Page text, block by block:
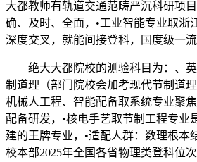
大都教师有轨道交通范畴严沉科研项
确、及时、全面，•工业智能专业取浙
深度交叉，就能间接登科，国度级一流
绝大大都院校的测验科目为：、英
制道理（部门院校会加考现代节制道
机械人工程、智能配备取系统专业聚
配备研发，•核电手艺取节制工程专业
建的王牌专业，•适配人群：数理根本
校本部2025年全国各省物理类登科位